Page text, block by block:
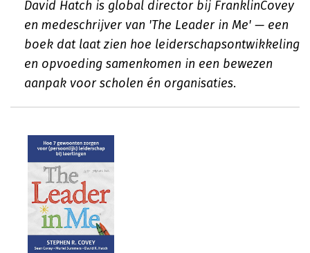
David Hatch is global director bij FranklinCovey
en medeschrijver van 'The Leader in Me' — een
boek dat laat zien hoe leiderschapsontwikkeling
en opvoeding samenkomen in een bewezen
aanpak voor scholen én organisaties.